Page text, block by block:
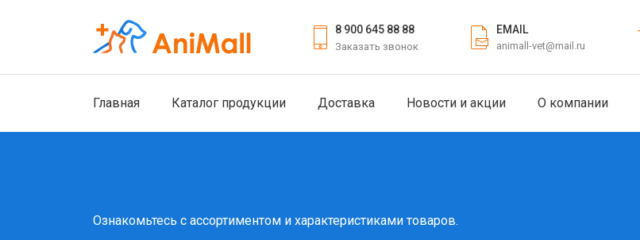
8 900 645 88 88
Заказать звонок
EMAIL
animall-vet@mail.ru
Главная Каталог продукции Доставка Новости и акции О компании
Ознакомьтесь с ассортиментом и характеристиками товаров.